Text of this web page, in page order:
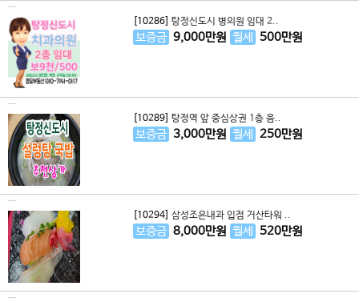
[10286] 탕정신도시 병의원 임대 2..
보증금 9,000만원 월세 500만원
[10289] 탕정역 앞 중심상권 1층 음..
보증금 3,000만원 월세 250만원
[10294] 삼성조은내과 입점 거산타워 ..
보증금 8,000만원 월세 520만원